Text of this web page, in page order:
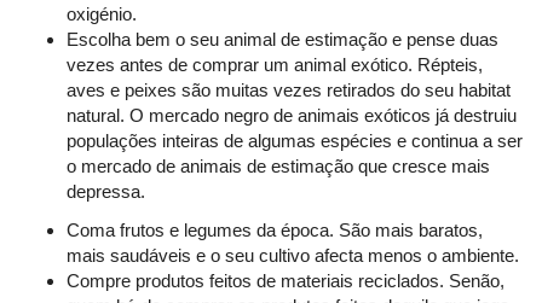
oxigénio.
Escolha bem o seu animal de estimação e pense duas
vezes antes de comprar um animal exótico. Répteis,
aves e peixes são muitas vezes retirados do seu habitat
natural. O mercado negro de animais exóticos já destruiu
populações inteiras de algumas espécies e continua a ser
o mercado de animais de estimação que cresce mais
depressa.
Coma frutos e legumes da época. São mais baratos,
mais saudáveis e o seu cultivo afecta menos o ambiente.
Compre produtos feitos de materiais reciclados. Senão,